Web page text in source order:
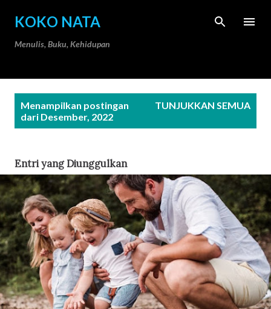
Langsung ke konten utama
KOKO NATA
Menulis, Buku, Kehidupan
n
g
a
n
Menampilkan postingan
dari Desember, 2022
TUNJUKKAN SEMUA
Entri yang Diunggulkan